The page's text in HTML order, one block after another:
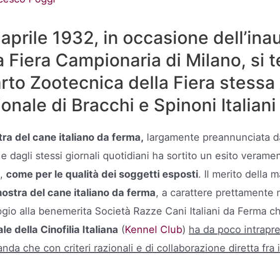
1932, in occasione
Fiera Campionaria di Milano, si
Zootecnica della Fiera
di Bracchi e Spinoni Italiani
del cane italiano da ferma, largamente preannunciata
dagli stessi giornali quotidiani ha sortito un esito
come per le qualità dei soggetti esposti. Il merito della
del cane italiano da ferma, a carattere prettamente
alla benemerita Società Razze Cani Italiani da Ferma
della Cinofilia Italiana (Kennel Club) ha da poco
che con criteri razionali e di collaborazione diretta fra